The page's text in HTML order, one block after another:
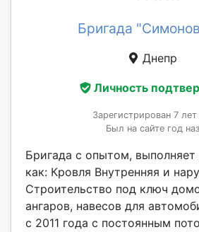
Бригада
Днепр
Личность
Зарегистрирован 7 лет
Был на сайте год
Бригада с опытом, выполняет
как: Кровля Внутренняя и
Строительство под ключ
ангаров, навесов для
с 2011 года с постоянным